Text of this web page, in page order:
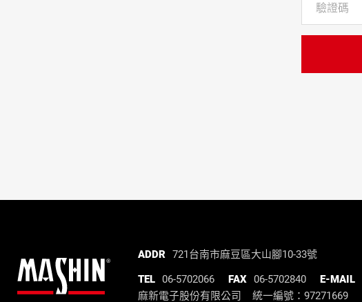
驗證碼
麻
新
電
ADDR 721台南市麻豆區大山腳10-33號
TEL 06-5702066 FAX 06-5702840 E-MAIL
麻新電子股份有限公司 統一編號：97271669